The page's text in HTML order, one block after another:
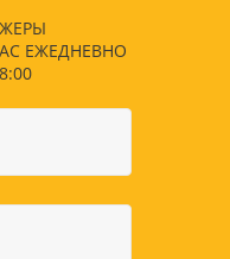
ЕЖЕДНЕВНО